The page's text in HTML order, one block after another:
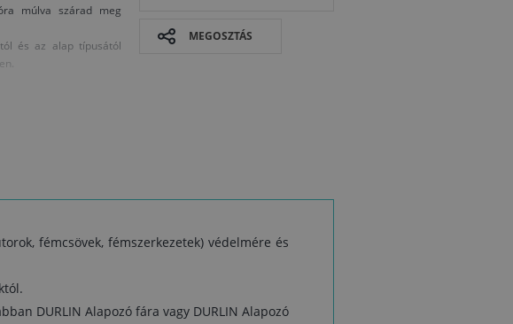
múlva szárad meg
és az alap típusától
MEGOSZTÁS
fémcsövek, fémszerkezetek) védelmére és
DURLIN Alapozó fára vagy DURLIN Alapozó